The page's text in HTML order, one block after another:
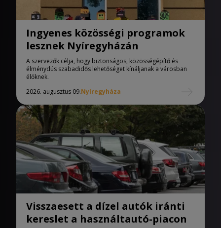
Ingyenes közösségi programok
lesznek Nyíregyházán
A szervezők célja, hogy biztonságos, közösségépítő és
élménydús szabadidős lehetőséget kínáljanak a városban
élőknek.
2026. augusztus 09.Nyíregyháza
Visszaesett a dízel autók iránti
kereslet a használtautó-piacon